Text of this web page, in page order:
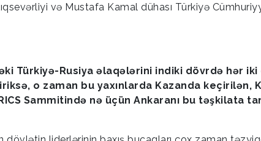
və Mustafa Kamal dühası Türkiyə
Türkiyə-Rusiya əlaqələrini indiki dövrdə hər iki
o zaman bu yaxınlarda Kazanda keçirilən,
Sammitində nə üçün Ankaranı bu təşkilata